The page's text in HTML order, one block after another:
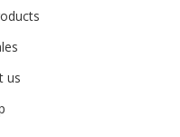
us